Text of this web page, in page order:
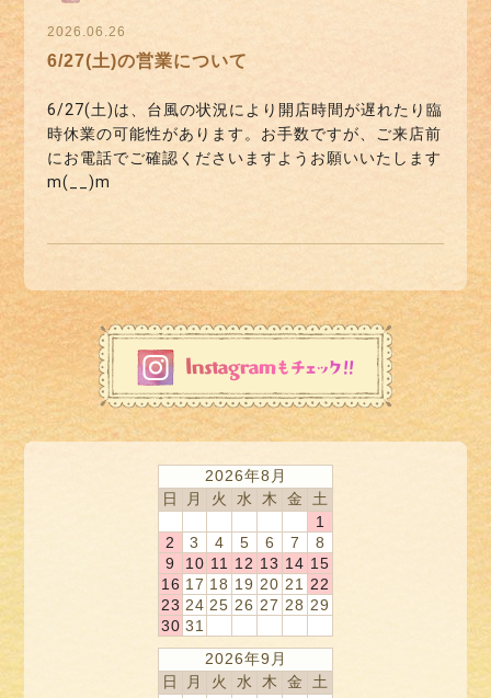
2026.06.26
6/27(土)の営業について
6/27(土)は、台風の状況により開店時間が遅れたり臨
時休業の可能性があります。お手数ですが、ご来店前
にお電話でご確認くださいますようお願いいたします
m(__)m
2026年8月
日
月 火 水 木 金
土
1
2
3 4 5 6 7
8
9
10 11 12 13 14 15
16 17 18 19 20 21
22
23 24 25 26 27 28 29
30 31
2026年9月
日
月 火 水 木 金
土